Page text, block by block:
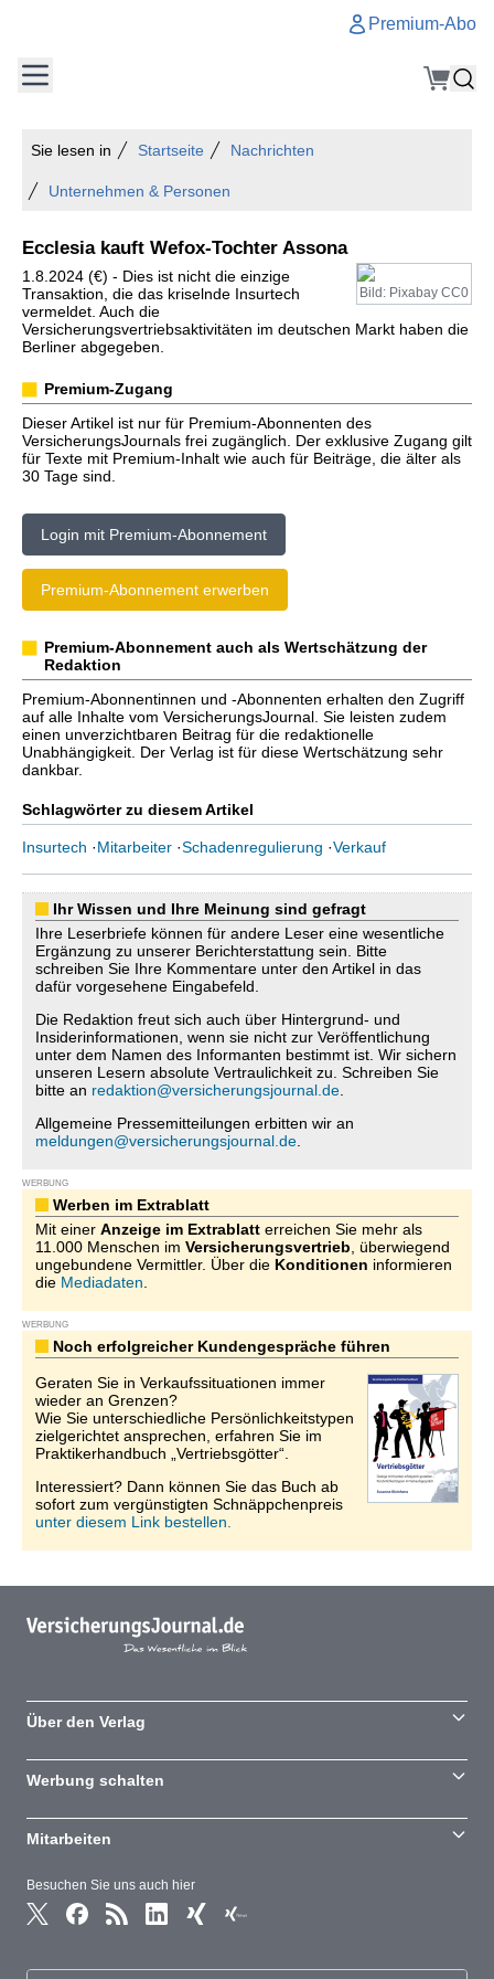
Premium-Abo
Sie lesen in Startseite Nachrichten
Unternehmen & Personen
Ecclesia kauft Wefox-Tochter Assona
Bild: Pixabay CC0
1.8.2024 (€) - Dies ist nicht die einzige
Transaktion, die das kriselnde Insurtech
vermeldet. Auch die
Versicherungsvertriebsaktivitäten im deutschen Markt haben die
Berliner abgegeben.
Premium-Zugang
Dieser Artikel ist nur für Premium-Abonnenten des
VersicherungsJournals frei zugänglich. Der exklusive Zugang gilt
für Texte mit Premium-Inhalt wie auch für Beiträge, die älter als
30 Tage sind.
Login mit Premium-Abonnement
Premium-Abonnement erwerben
Premium-Abonnement auch als Wertschätzung der
Redaktion
Premium-Abonnentinnen und -Abonnenten erhalten den Zugriff
auf alle Inhalte vom VersicherungsJournal. Sie leisten zudem
einen unverzichtbaren Beitrag für die redaktionelle
Unabhängigkeit. Der Verlag ist für diese Wertschätzung sehr
dankbar.
Schlagwörter zu diesem Artikel
Insurtech ·Mitarbeiter ·Schadenregulierung ·Verkauf
Ihr Wissen und Ihre Meinung sind gefragt
Ihre Leserbriefe können für andere Leser eine wesentliche
Ergänzung zu unserer Berichterstattung sein. Bitte
schreiben Sie Ihre Kommentare unter den Artikel in das
dafür vorgesehene Eingabefeld.
Die Redaktion freut sich auch über Hintergrund- und
Insiderinformationen, wenn sie nicht zur Veröffentlichung
unter dem Namen des Informanten bestimmt ist. Wir sichern
unseren Lesern absolute Vertraulichkeit zu. Schreiben Sie
bitte an redaktion@versicherungsjournal.de
Allgemeine Pressemitteilungen erbitten wir an
meldungen@versicherungsjournal.de
WERBUNG
Werben im Extrablatt
Mit einer Anzeige im Extrablatt erreichen Sie mehr als
11.000 Menschen im Versicherungsvertrieb , überwiegend
ungebundene Vermittler. Über die Konditionen informieren
die Mediadaten
WERBUNG
Noch erfolgreicher Kundengespräche führen
Geraten Sie in Verkaufssituationen immer
wieder an Grenzen?
Wie Sie unterschiedliche Persönlichkeitstypen
zielgerichtet ansprechen, erfahren Sie im
Praktikerhandbuch „Vertriebsgötter“.
Interessiert? Dann können Sie das Buch ab
sofort zum vergünstigten Schnäppchenpreis
unter diesem Link bestellen.
Besuchen Sie uns auch hier
Über den Verlag
Werbung schalten
Mitarbeiten